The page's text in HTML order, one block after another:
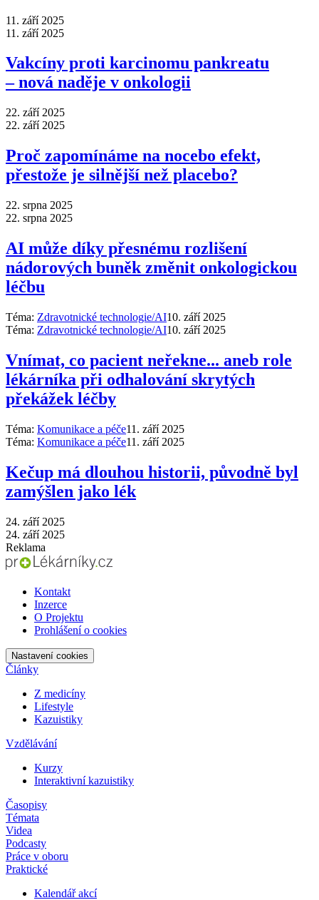
11. září 2025
11. září 2025
Vakcíny proti karcinomu pankreatu
–⁠ nová naděje v onkologii
22. září 2025
22. září 2025
Proč zapomínáme na nocebo efekt,
přestože je silnější než placebo?
22. srpna 2025
22. srpna 2025
AI může díky přesnému rozlišení
nádorových buněk změnit onkologickou
léčbu
Téma: Zdravotnické technologie/AI10. září 2025
Téma: Zdravotnické technologie/AI10. září 2025
Vnímat, co pacient neřekne... aneb role
lékárníka při odhalování skrytých
překážek léčby
Téma: Komunikace a péče11. září 2025
Téma: Komunikace a péče11. září 2025
Kečup má dlouhou historii, původně byl
zamýšlen jako lék
24. září 2025
24. září 2025
Reklama
Kontakt
Inzerce
O Projektu
Prohlášení o cookies
Nastavení cookies
Články
Z medicíny
Lifestyle
Kazuistiky
Vzdělávání
Kurzy
Interaktivní kazuistiky
Časopisy
Témata
Videa
Podcasty
Práce v oboru
Praktické
Kalendář akcí